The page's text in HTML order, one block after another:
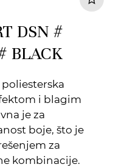
DSN #
BLACK
poliesterska
i blagim
je za
boje, što je
za
kombinacije.